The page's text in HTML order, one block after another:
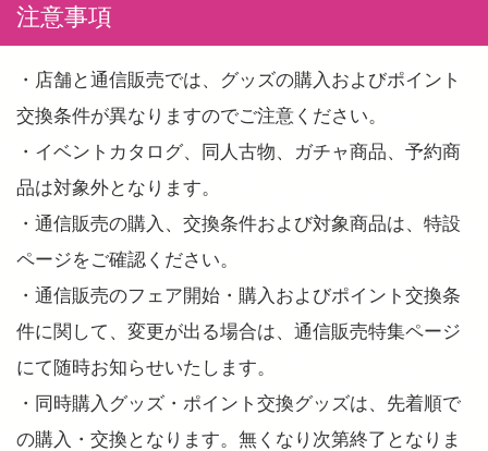
注意事項
・店舗と通信販売では、グッズの購入およびポイント
交換条件が異なりますのでご注意ください。
・イベントカタログ、同人古物、ガチャ商品、予約商
品は対象外となります。
・通信販売の購入、交換条件および対象商品は、特設
ページをご確認ください。
・通信販売のフェア開始・購入およびポイント交換条
件に関して、変更が出る場合は、通信販売特集ページ
にて随時お知らせいたします。
・同時購入グッズ・ポイント交換グッズは、先着順で
の購入・交換となります。無くなり次第終了となりま